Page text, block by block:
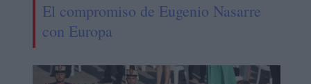
El compromiso de Eugenio Nasarre
con Europa